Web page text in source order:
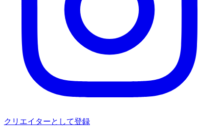
クリエイターとして登録